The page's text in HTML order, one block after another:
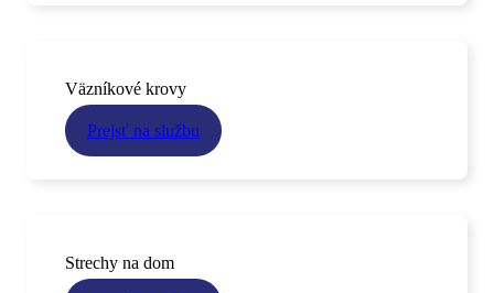
Väzníkové krovy
Prejsť na službu
Strechy na dom